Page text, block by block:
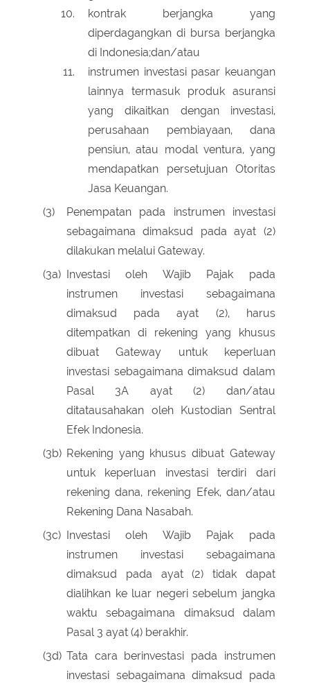
kontrak berjangka yang
diperdagangkan di bursa berjangka
di Indonesia;dan/atau
instrumen investasi pasar keuangan
lainnya termasuk produk asuransi
yang dikaitkan dengan investasi,
perusahaan pembiayaan, dana
pensiun, atau modal ventura, yang
mendapatkan persetujuan Otoritas
Jasa Keuangan.
(3)
Penempatan pada instrumen investasi
sebagaimana dimaksud pada ayat (2)
dilakukan melalui Gateway.
(3a) Investasi oleh Wajib Pajak pada
instrumen investasi sebagaimana
dimaksud pada ayat (2), harus
ditempatkan di rekening yang khusus
dibuat Gateway untuk keperluan
investasi sebagaimana dimaksud dalam
Pasal 3A ayat (2) dan/atau
ditatausahakan oleh Kustodian Sentral
Efek Indonesia.
(3b) Rekening yang khusus dibuat Gateway
untuk keperluan investasi terdiri dari
rekening dana, rekening Efek, dan/atau
Rekening Dana Nasabah.
(3c) Investasi oleh Wajib Pajak pada
instrumen investasi sebagaimana
dimaksud pada ayat (2) tidak dapat
dialihkan ke luar negeri sebelum jangka
waktu sebagaimana dimaksud dalam
Pasal 3 ayat (4) berakhir.
(3d) Tata cara berinvestasi pada instrumen
investasi sebagaimana dimaksud pada